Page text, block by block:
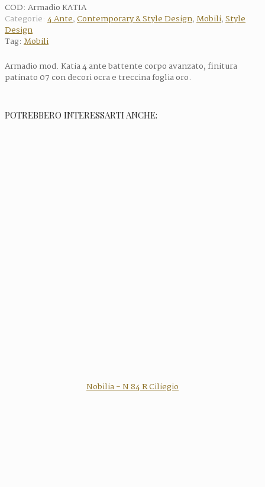
COD: Armadio KATIA
Categorie: 4 Ante,Contemporary & Style Design,Mobili,Style
Design
Tag: Mobili
Armadio mod. Katia 4 ante battente corpo avanzato, finitura
patinato 07 con decori ocra e treccina foglia oro.
POTREBBERO INTERESSARTI ANCHE:
Nobilia - N 84 R Ciliegio